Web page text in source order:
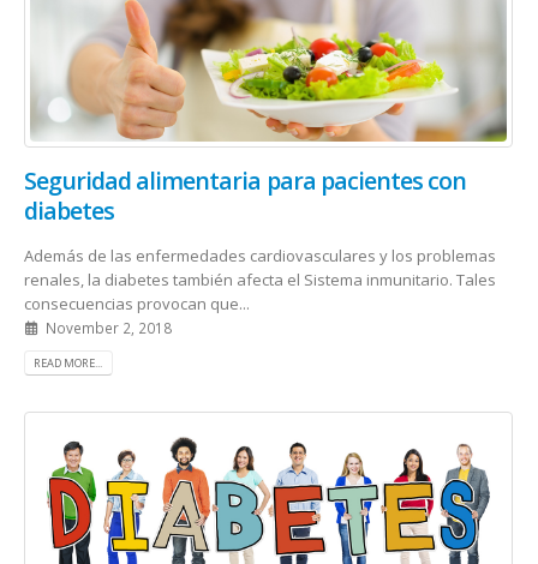
Seguridad alimentaria para pacientes con
diabetes
Además de las enfermedades cardiovasculares y los problemas
renales, la diabetes también afecta el Sistema inmunitario. Tales
consecuencias provocan que...
November 2, 2018
READ MORE...